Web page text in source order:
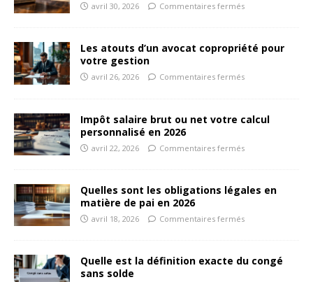
avril 30, 2026 Commentaires fermés
Les atouts d’un avocat copropriété pour
votre gestion
avril 26, 2026 Commentaires fermés
Impôt salaire brut ou net votre calcul
personnalisé en 2026
avril 22, 2026 Commentaires fermés
Quelles sont les obligations légales en
matière de pai en 2026
avril 18, 2026 Commentaires fermés
Quelle est la définition exacte du congé
sans solde